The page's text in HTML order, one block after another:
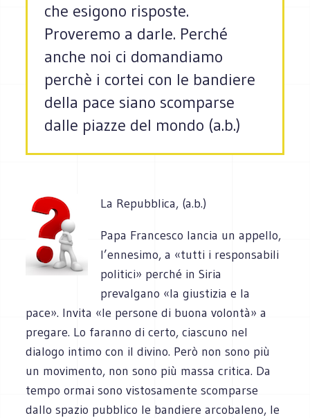
che esigono risposte.
Proveremo a darle. Perché
anche noi ci domandiamo
perchè i cortei con le bandiere
della pace siano scomparse
dalle piazze del mondo (a.b.)
La Repubblica, (a.b.)
Papa Francesco lancia un appello,
l’ennesimo, a «tutti i responsabili
politici» perché in Siria
prevalgano «la giustizia e la
pace». Invita «le persone di buona volontà» a
pregare. Lo faranno di certo, ciascuno nel
dialogo intimo con il divino. Però non sono più
un movimento, non sono più massa critica. Da
tempo ormai sono vistosamente scomparse
dallo spazio pubblico le bandiere arcobaleno, le